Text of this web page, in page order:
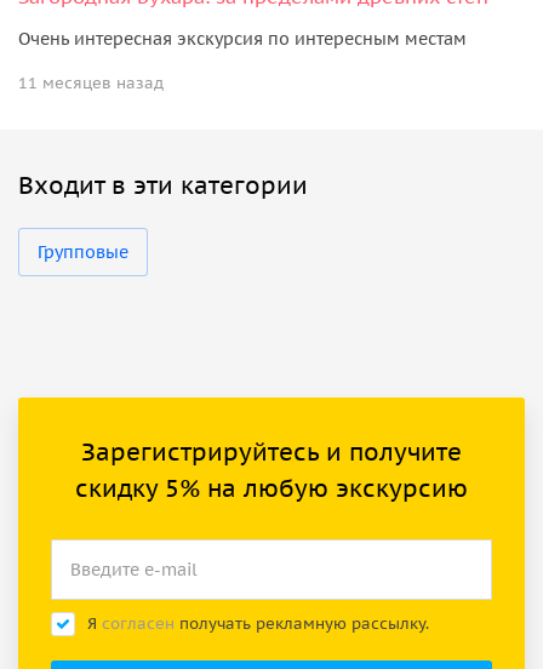
Очень интересная экскурсия по интересным местам
11 месяцев назад
Входит в эти категории
Групповые
Зарегистрируйтесь и получите
скидку 5% на любую экскурсию
Я согласен получать рекламную рассылку.